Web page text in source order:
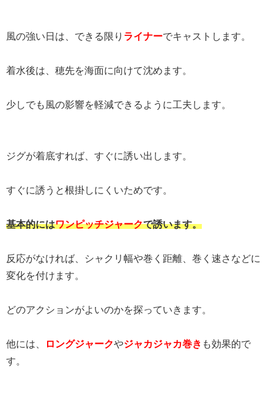
風の強い日は、できる限り ライナーでキャストします。
着水後は、穂先を海面に向けて沈めます。
少しでも風の影響を軽減できるように工夫します。
ジグが着底すれば、すぐに誘い出します。
すぐに誘うと根掛しにくいためです。
基本的にはワンピッチジャークで誘います。
反応がなければ、シャクリ幅や巻く距離、巻く速さなどに
変化を付けます。
どのアクションがよいのかを探っていきます。
他には、 ロングジャークやジャカジャカ巻き も効果的で
す。